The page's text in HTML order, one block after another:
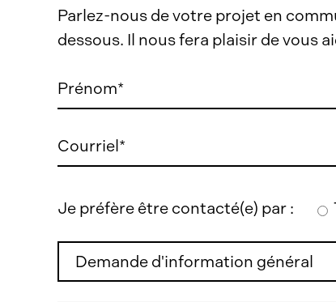
Parlez-nous de votre projet en
dessous. Il nous fera plaisir de vous
Je préfère être contacté(e) par :